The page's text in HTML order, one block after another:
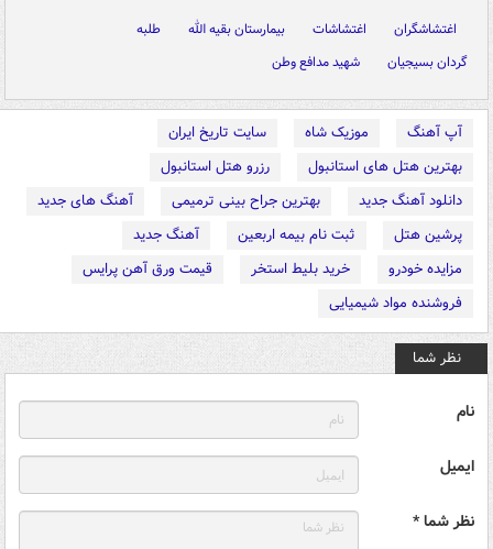
اغتشاشگران اغتشاشات بیمارستان بقیه الله
طلبه
گردان بسیجیان
شهید مدافع وطن
آپ آهنگ موزیک شاه
سایت تاریخ ایران
بهترین هتل های استانبول
رزرو هتل استانبول
دانلود آهنگ جدید
بهترین جراح بینی ترمیمی
آهنگ های جدید
پرشین هتل
ثبت نام بیمه اربعین
آهنگ جدید
مزایده خودرو
خرید بلیط استخر
قیمت ورق آهن پرایس
فروشنده مواد شیمیایی
نظر شما
نام
ایمیل
نظر شما *